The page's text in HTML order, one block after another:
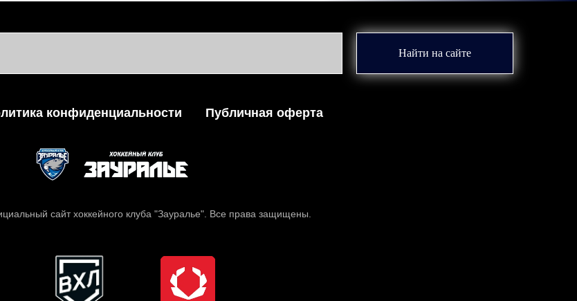
Найти на сайте
конфиденциальности Публичная оферта
сайт хоккейного клуба "Зауралье". Все права защищены.